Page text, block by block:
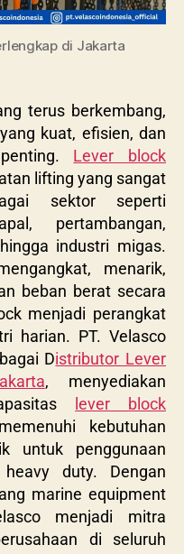
di Jakarta
terus berkembang,
kuat, efisien, dan
Lever block
lifting yang sangat
sektor seperti
pertambangan,
industri migas.
menarik,
beban berat secara
menjadi perangkat
harian. PT. Velasco
Distributor Lever
, menyediakan
lever block
kebutuhan
untuk penggunaan
duty. Dengan
marine equipment
menjadi mitra
di seluruh